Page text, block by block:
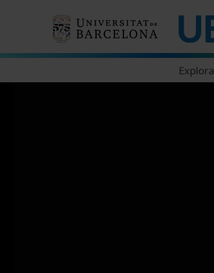
Explora